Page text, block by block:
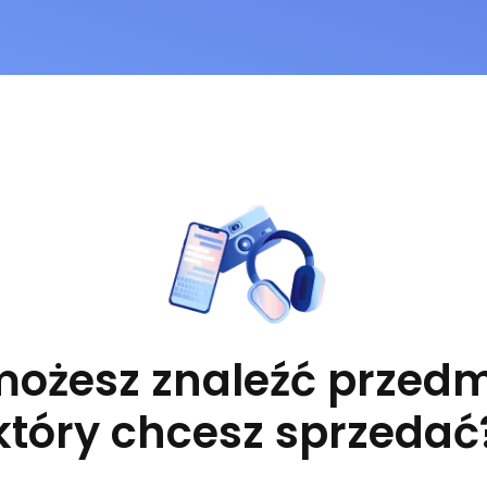
znaleźć
chcesz